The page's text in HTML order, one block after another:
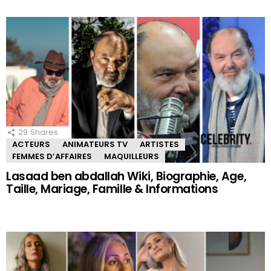
29 Shares
ACTEURS
ANIMATEURS TV
ARTISTES
FEMMES D’AFFAIRES
MAQUILLEURS
Lasaad ben abdallah Wiki, Biographie, Age,
Taille, Mariage, Famille & Informations